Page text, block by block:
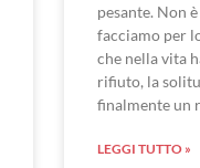
pesante. Non
facciamo per
che nella vita
rifiuto, la
finalmente un
LEGGI TUTTO »